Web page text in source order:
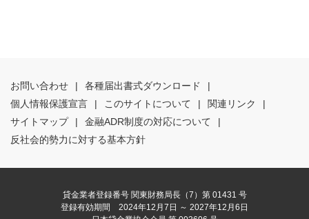
お問い合わせ | 各種届出書式ダウンロード
|
個人情報保護宣言
| このサイトについて | 関連リンク
|
サイトマップ
| 金融ADR制度の対応について
|
反社会的勢力に対する基本方針
貸金業者登録番号 関東財務局長（7）第 01431 号
登録有効期間 2024年12月7日 ～ 2027年12月6日